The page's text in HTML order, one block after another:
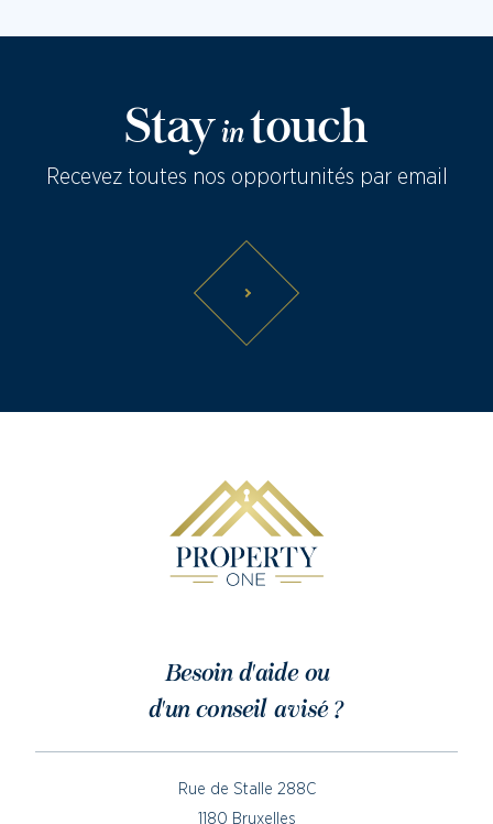
Stayin touch
Recevez toutes nos opportunités par email
Besoin d'aide ou
d'un conseil avisé ?
Rue de Stalle 288C
1180 Bruxelles